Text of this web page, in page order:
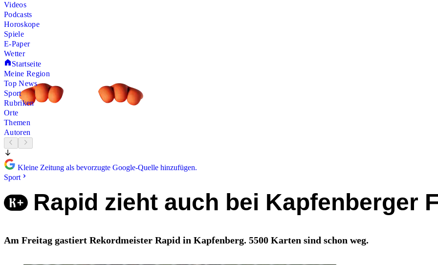
Videos
Podcasts
Horoskope
Spiele
E-Paper
Wetter
Startseite
Meine Region
Top News
Sport
Rubriken
Orte
Themen
Autoren
Kleine Zeitung als bevorzugte Google-Quelle hinzufügen.
Sport
Rapid zieht auch bei Kapfenberger
Am Freitag gastiert Rekordmeister Rapid in Kapfenberg. 5500 Karten sind schon weg.